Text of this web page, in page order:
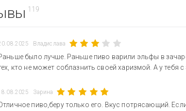
119
Владислава
было лучше. Раньше пиво варили эльфы в
кто не может соблазнить своей харизмой. А у тебя
Зарина
пиво,беру только его. Вкус потрясающий.